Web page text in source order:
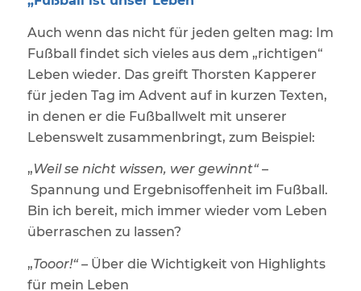
Auch wenn das nicht für jeden gelten mag: Im
Fußball findet sich vieles aus dem „richtigen“
Leben wieder. Das greift Thorsten Kapperer
für jeden Tag im Advent auf in kurzen Texten,
in denen er die Fußballwelt mit unserer
Lebenswelt zusammenbringt, zum Beispiel:
„Weil se nichtwissen, wer gewinnt“–
Spannung und Ergebnisoffenheit im Fußball.
Bin ich bereit, mich immer wieder vom Leben
überraschen zu lassen?
„Tooor!“ –Über die Wichtigkeit von Highlights
für mein Leben